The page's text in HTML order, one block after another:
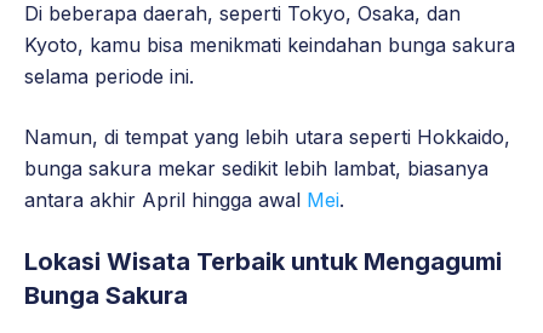
Di beberapa daerah, seperti Tokyo, Osaka, dan
Kyoto, kamu bisa menikmati keindahan bunga sakura
selama periode ini.
Namun, di tempat yang lebih utara seperti Hokkaido,
bunga sakura mekar sedikit lebih lambat, biasanya
antara akhir April hingga awal Mei.
Lokasi Wisata Terbaik untuk Mengagumi
Bunga Sakura